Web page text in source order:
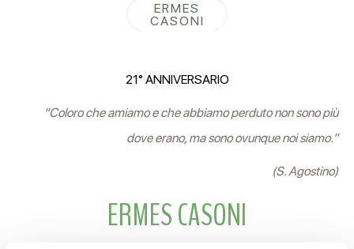
ERMES
CASONI
21° ANNIVERSARIO
“Coloro che amiamo e che abbiamo perduto non sono più
dove erano, ma sono ovunque noi siamo.”
(S. Agostino)
ERMES CASONI